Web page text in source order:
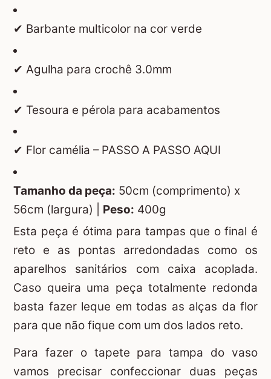
✔ Barbante multicolor na cor verde
✔ Agulha para crochê 3.0mm
✔ Tesoura e pérola para acabamentos
✔ Flor camélia – PASSO A PASSO AQUI
Tamanho da peça: 50cm (comprimento) x
56cm (largura) | Peso: 400g
Esta peça é ótima para tampas que o final é
reto e as pontas arredondadas como os
aparelhos sanitários com caixa acoplada.
Caso queira uma peça totalmente redonda
basta fazer leque em todas as alças da flor
para que não fique com um dos lados reto.
Para fazer o tapete para tampa do vaso
vamos precisar confeccionar duas peças